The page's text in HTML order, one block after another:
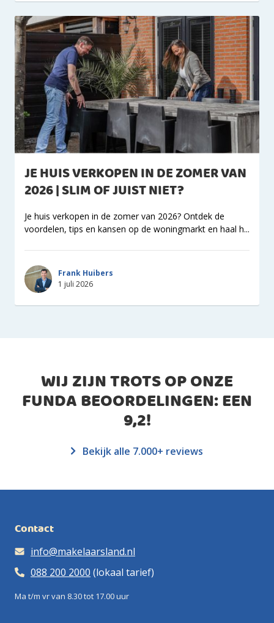
JE HUIS VERKOPEN IN DE ZOMER VAN
2026 | SLIM OF JUIST NIET?
Je huis verkopen in de zomer van 2026? Ontdek de
voordelen, tips en kansen op de woningmarkt en haal h...
Frank Huibers
1 juli 2026
WIJ ZIJN TROTS OP ONZE
FUNDA BEOORDELINGEN: EEN
9,2!
Bekijk alle 7.000+ reviews
Contact
info@makelaarsland.nl
088 200 2000 (lokaal tarief)
Ma t/m vr van 8.30 tot 17.00 uur